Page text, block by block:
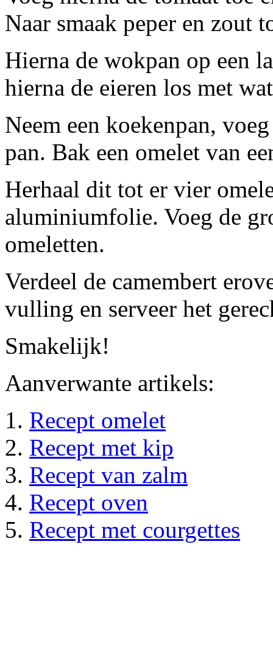
Naar smaak peper en zout
Hierna de wokpan op een
hierna de eieren los met
Neem een koekenpan,
pan. Bak een omelet van
Herhaal dit tot er vier
aluminiumfolie. Voeg de
omeletten.
Verdeel de camembert
vulling en serveer het
Smakelijk!
Aanverwante artikels:
Recept omelet
Recept met kip
Recept van zalm
Recept oven
Recept met courgettes